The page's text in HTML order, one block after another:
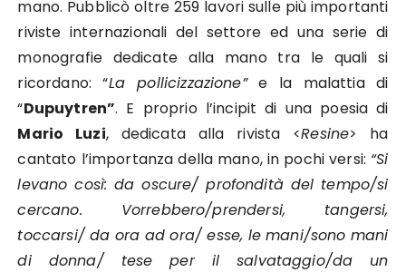
mano. Pubblicò oltre 259 lavori sulle più importanti
riviste internazionali del settore ed una serie di
monografie dedicate alla mano tra le quali si
ricordano: “La pollicizzazione”e la malattia di
“Dupuytren”. E proprio l’incipit di una poesia di
Mario Luzi, dedicata alla rivista <Resine> ha
cantato l’importanza della mano, in pochi versi: “Si
levano così: da oscure/ profondità del tempo/si
cercano. Vorrebbero/prendersi, tangersi,
toccarsi/ da ora ad ora/ esse, le mani/sono mani
di donna/ tese per il salvataggio/da un